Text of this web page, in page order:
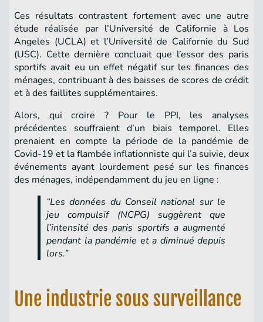
Ces résultats contrastent fortement avec une autre
étude réalisée par l’Université de Californie à Los
Angeles (UCLA) et l’Université de Californie du Sud
(USC). Cette dernière concluait que l’essor des paris
sportifs avait eu un effet négatif sur les finances des
ménages, contribuant à des baisses de scores de crédit
et à des faillites supplémentaires.
Alors, qui croire ? Pour le PPI, les analyses
précédentes souffraient d’un biais temporel. Elles
prenaient en compte la période de la pandémie de
Covid-19 et la flambée inflationniste qui l’a suivie, deux
événements ayant lourdement pesé sur les finances
des ménages, indépendamment du jeu en ligne :
“Les données du Conseil national sur le
jeu compulsif (NCPG) suggèrent que
l’intensité des paris sportifs a augmenté
pendant la pandémie et a diminué depuis
lors.”
Une industrie sous surveillance